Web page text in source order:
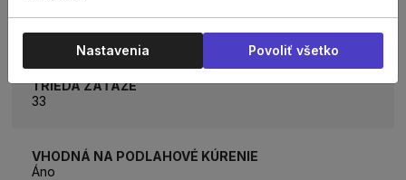
POČET LAMIEL V BALENÍ
8 lamiel
TRIEDA ZÁŤAŽE
33
VHODNÁ NA PODLAHOVÉ KÚRENIE
Áno
Nastavenia Povoliť všetko